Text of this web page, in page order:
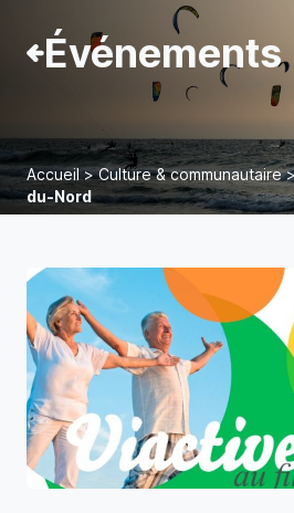
Événements
Accueil>Culture & communautaire
du-Nord